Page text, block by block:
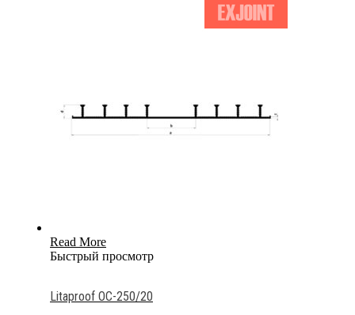
Read More
Быстрый просмотр
Litaproof OC-250/20